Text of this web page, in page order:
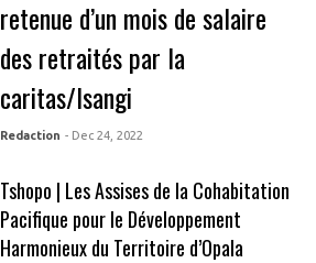
retenue d’un mois de salaire
des retraités par la
caritas/Isangi
Redaction - Dec 24, 2022
Tshopo | Les Assises de la Cohabitation
Pacifique pour le Développement
Harmonieux du Territoire d’Opala